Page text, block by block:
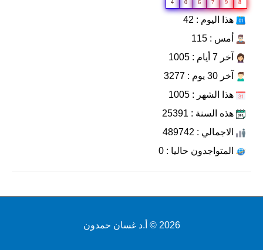
4 0 6 7 9 8
هذا اليوم : 42
أمس : 115
آخر 7 أيام : 1005
آخر 30 يوم : 3277
هذا الشهر : 1005
هذه السنة : 25391
الاجمالي : 489742
المتواجدون حاليا : 0
2026 © أ.د غسان حمدون